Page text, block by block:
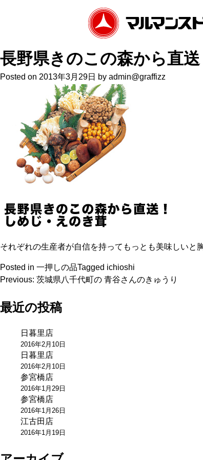
長野県きのこの森から直
Posted on 2013年3月29日 by admin@graffizz
それぞれの生産者が自信を持ってもっとも美味しいと
Posted in 一押しの品Tagged ichioshi
投
稿
Previous: 茨城県八千代町の 青谷さんのきゅうり
最近の投稿
日暮里店
2016年2月10日
日暮里店
2016年2月10日
参宮橋店
2016年1月29日
参宮橋店
2016年1月26日
江古田店
2016年1月19日